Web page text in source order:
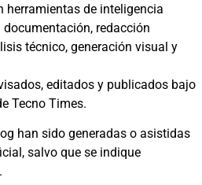
herramientas de inteligencia
redacción
técnico, generación visual y
editados y publicados bajo
Tecno Times.
han sido generadas o asistidas
salvo que se indique